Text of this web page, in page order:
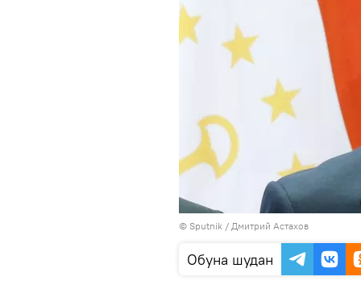
© Sputnik / Дмитрий Астахов
Обуна шудан